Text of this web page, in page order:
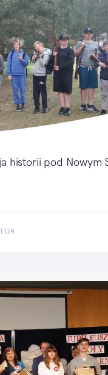
historii pod Nowym